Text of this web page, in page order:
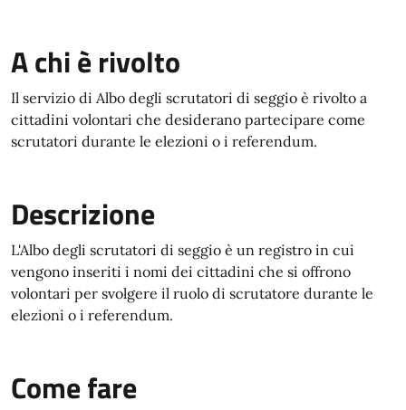
A chi è rivolto
Il servizio di Albo degli scrutatori di seggio è rivolto a
cittadini volontari che desiderano partecipare come
scrutatori durante le elezioni o i referendum.
Descrizione
L'Albo degli scrutatori di seggio è un registro in cui
vengono inseriti i nomi dei cittadini che si offrono
volontari per svolgere il ruolo di scrutatore durante le
elezioni o i referendum.
Come fare